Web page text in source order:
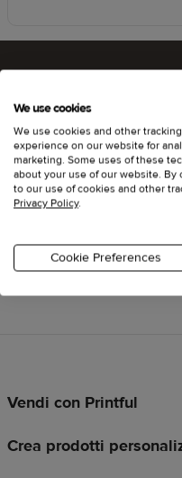
Che ne dici
Link
piè
Vendi con Printful
Crea prodotti
We use cookies
We use cookies and other
experience on our website for
marketing. Some uses of these
about your use of our website.
to our use of cookies and other
Privacy Policy.
Cookie Preferences